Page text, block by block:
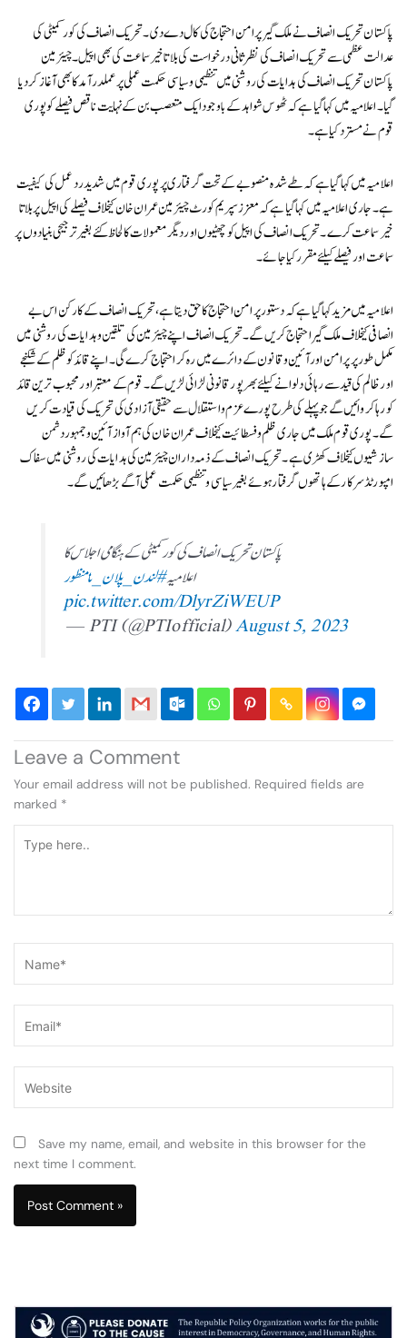
پاکستان تحریک انصاف نے ملک گیر پر امن احتجاج کی کال دے دی ۔ تحریک انصاف کی کور کمیٹی کی
عدالت عظمی سے تحریک انصاف کی نظر ثانی درخواست کی بلا تاخیر سماعت کی بھی اپیل۔ چیئر مین
پاکستان تحریک انصاف کی ہدایات کی روشنی میں تنظیمی وسیاسی حکمت عملی پر عملد رآمد کا بھی آغاز کر دیا
گیا۔اعلامیہ میں کہا گیا ہے کہ ٹھوس شواہد کے باوجود ایک متعصب بن کے نہایت ناقص فیصلے کو پوری
قوم نے مسترد کیا ہے۔
اعلامیہ میں کہا گیا ہے کہ طے شدہ منصوبے کے تحت گرفتاری پر پوری قوم میں شدید رد عمل کی کیفیت
ہے۔ جاری اعلامیہ میں کہا گیا ہے کہ معزز سپریم کورٹ چیئر مین عمران خان کیخلاف فیصلے کی اپیل پر بلاتا
خیر سماعت کرے۔تحریک انصاف کی اپیل کو چھٹیوں اور دیگر معمولات کا لحاظ کئے بغیر ترجیحی بنیادوں پر
سماعت اور فیصلے کیلئے مقرر کیا جائے۔
اعلامیہ میں مزید کہا گیا ہے کہ دستور پر امن احتجاج کا حق دیتا ہے، تحریک انصاف کے کارکن اس بے
انصافی کیخلاف ملک گیر احتجاج کریں گے۔ تحریک انصاف اپنے چیئر مین کی تلقین و ہدایات کی روشنی میں
مکمل طور پر پر امن اور آئین و قانون کے دائرےمیں رہ کر احتجاج کرے گی۔ اپنے قائد کو ظلم کے شکنجے
اور ظالم کی قید سے رہائی دلوانے کیلئے بھر پور قانونی لڑائی لڑیں گے۔ قوم کے معتبر اور محبوب ترین قائد
کو رہا کر وائیں گے جو پہلے کی طرح پورے عزم و استقلال سے حقیقی آزادی کی تحریک کی قیادت کریں
گے۔پوری قوم ملک میں جاری ظلم و فسطائیت کیخلاف عمران خان کی ہم آواز آئین و جمہور دشمن
سازشیوں کیخلاف کھڑی ہے۔تحریک انصاف کے ذمہ داران چیئرمین کی ہدایات کی روشنی میں سفاک
امپورٹڈ سرکار کے ہاتھوں گرفتار ہوئے بغیر سیاسی و تنظیمی حکمت عملی آگے بڑھائیں گے۔
پاکستان تحریک انصاف کی کورکمیٹی کے ہنگامی اجلاس کا
اعلامیہ#لندن_پلان_نامنظور
pic.twitter.com/DlyrZiWEUP
— PTI (@PTIofficial)August 5, 2023
Leave a Comment
Your email address will not be published. Required fields are
marked *
here..
Save my name, email, and website in this browser for the
next time I comment.